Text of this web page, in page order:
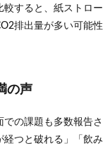
較すると、紙ストロ
排出量が多い可能
の声
での課題も多数報告
つと破れる」「飲